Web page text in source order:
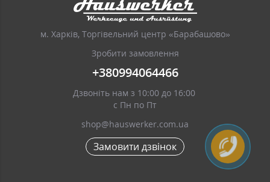
м. Харків, Торгівельний центр «Барабашово»
Зробити замовлення
+380994064466
Дзвоніть нам з 10:00 до 16:00
с Пн по Пт
shop@hauswerker.com.ua
Замовити дзвінок